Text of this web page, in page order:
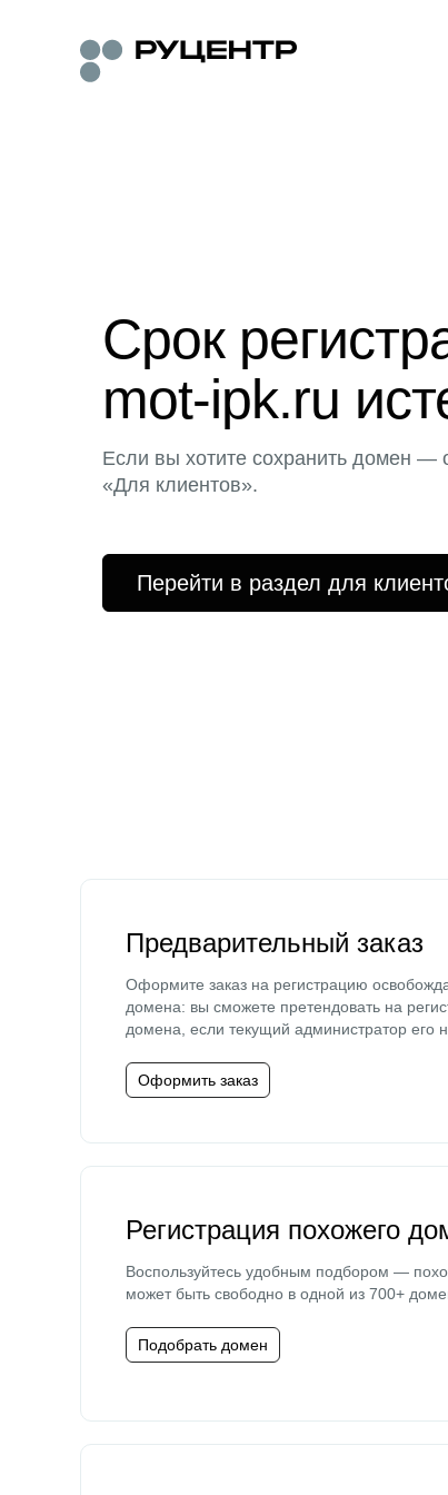
Срок
mot-ipk.ru
Если вы хотите сохранить домен —
«Для клиентов».
Перейти в раздел для
Предварительный заказ
Оформите заказ на регистрацию
домена: вы сможете претендовать на
домена, если текущий администратор его
Оформить заказ
Регистрация похожего
Воспользуйтесь удобным подбором —
может быть свободно в одной из 700+
Подобрать домен